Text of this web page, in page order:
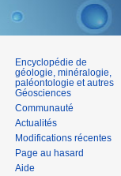
Encyclopédie de
géologie, minéralogie,
paléontologie et autres
Géosciences
Communauté
Actualités
Modifications récentes
Page au hasard
Aide